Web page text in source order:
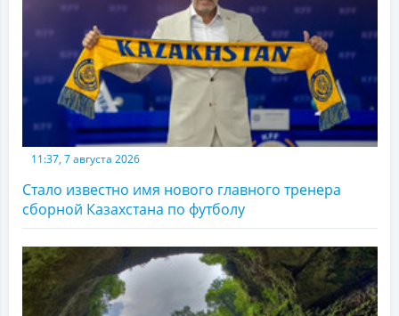
11:37, 7 августа 2026
Стало известно имя нового главного тренера
сборной Казахстана по футболу